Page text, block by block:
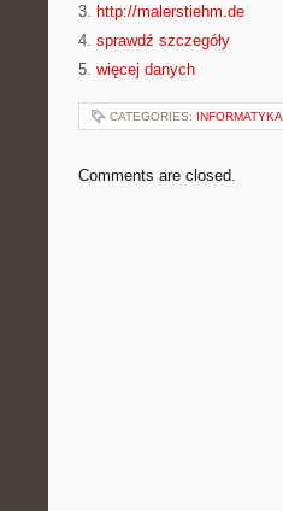
3. http://malerstiehm.de
4. sprawdź szczegóły
5. więcej danych
CATEGORIES: INFORMATYKA
Comments are closed.